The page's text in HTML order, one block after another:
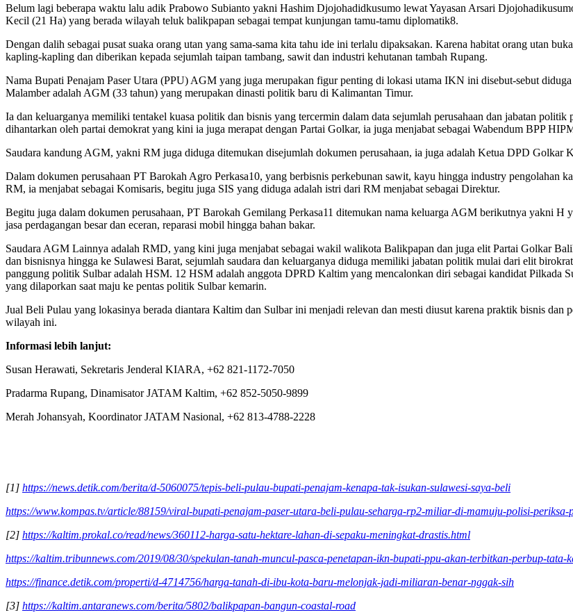
Belum lagi beberapa waktu lalu adik Prabowo Subianto yakni Hashim Djojohadidkusumo lewat Yayasan Arsari
Kecil (21 Ha) yang berada wilayah teluk balikpapan sebagai tempat kunjungan tamu-tamu diplomatik8.
Dengan dalih sebagai pusat suaka orang utan yang sama-sama kita tahu ide ini terlalu dipaksakan. Karena habitat orang utan
kapling-kapling dan diberikan kepada sejumlah taipan tambang, sawit dan industri kehutanan tambah Rupang.
Nama Bupati Penajam Paser Utara (PPU) AGM yang juga merupakan figur penting di lokasi utama IKN ini disebut-sebut
Malamber adalah AGM (33 tahun) yang merupakan dinasti politik baru di Kalimantan Timur.
Ia dan keluarganya memiliki tentakel kuasa politik dan bisnis yang tercermin dalam data sejumlah perusahaan dan jabatan
dihantarkan oleh partai demokrat yang kini ia juga merapat dengan Partai Golkar, ia juga menjabat sebagai Wabendum BPP
Saudara kandung AGM, yakni RM juga diduga ditemukan disejumlah dokumen perusahaan, ia juga adalah Ketua DPD
Dalam dokumen perusahaan PT Barokah Agro Perkasa10, yang berbisnis perkebunan sawit, kayu hingga industry pengolahan
RM, ia menjabat sebagai Komisaris, begitu juga SIS yang diduga adalah istri dari RM menjabat sebagai Direktur.
Begitu juga dalam dokumen perusahaan, PT Barokah Gemilang Perkasa11 ditemukan nama keluarga AGM berikutnya yakni H
jasa perdagangan besar dan eceran, reparasi mobil hingga bahan bakar.
Saudara AGM Lainnya adalah RMD, yang kini juga menjabat sebagai wakil walikota Balikpapan dan juga elit Partai Golkar
dan bisnisnya hingga ke Sulawesi Barat, sejumlah saudara dan keluarganya diduga memiliki jabatan politik mulai dari elit
panggung politik Sulbar adalah HSM. 12 HSM adalah anggota DPRD Kaltim yang mencalonkan diri sebagai kandidat Pilkada
yang dilaporkan saat maju ke pentas politik Sulbar kemarin.
Jual Beli Pulau yang lokasinya berada diantara Kaltim dan Sulbar ini menjadi relevan dan mesti diusut karena praktik bisnis
wilayah ini.
Informasi lebih lanjut:
Susan Herawati, Sekretaris Jenderal KIARA, +62 821-1172-7050
Pradarma Rupang, Dinamisator JATAM Kaltim, +62 852-5050-9899
Merah Johansyah, Koordinator JATAM Nasional, +62 813-4788-2228
[1] https://news.detik.com/berita/d-5060075/tepis-beli-pulau-bupati-penajam-kenapa-tak-isukan-sulawesi-saya-beli
https://www.kompas.tv/article/88159/viral-bupati-penajam-paser-utara-beli-pulau-seharga-rp2-miliar-di-mamuju-polisi-periksa-
[2] https://kaltim.prokal.co/read/news/360112-harga-satu-hektare-lahan-di-sepaku-meningkat-drastis.html
https://kaltim.tribunnews.com/2019/08/30/spekulan-tanah-muncul-pasca-penetapan-ikn-bupati-ppu-akan-terbitkan-perbup-tata-
https://finance.detik.com/properti/d-4714756/harga-tanah-di-ibu-kota-baru-melonjak-jadi-miliaran-benar-nggak-sih
[3] https://kaltim.antaranews.com/berita/5802/balikpapan-bangun-coastal-road